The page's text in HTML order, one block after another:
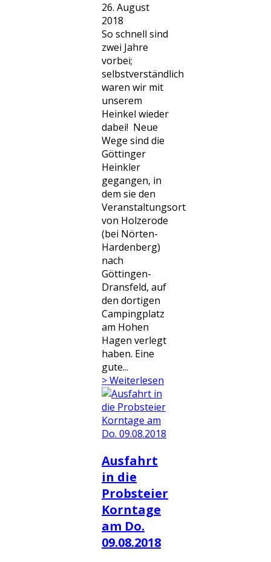
26. August
2018
So schnell sind
zwei Jahre
vorbei;
selbstverständlich
waren wir mit
unserem
Heinkel wieder
dabei! Neue
Wege sind die
Göttinger
Heinkler
gegangen, in
dem sie den
Veranstaltungsort
von Holzerode
(bei Nörten-
Hardenberg)
nach
Göttingen-
Dransfeld, auf
den dortigen
Campingplatz
am Hohen
Hagen verlegt
haben. Eine
gute...
> Weiterlesen
Ausfahrt
in die
Probsteier
Korntage
am Do.
09.08.2018